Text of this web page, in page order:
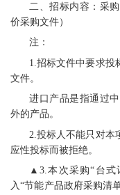
二、招标内容：采
价采购文件）
注：
1.招标文件中要求投
文件。
进口产品是指通过
外的产品。
2.投标人不能只对本
应性投标而被拒绝。
▲3.本次采购“台式
入“节能产品政府采购清